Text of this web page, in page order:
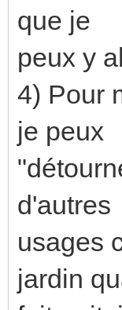
que je
peux y
4) Pour
je peux
d'autres
usages
jardin